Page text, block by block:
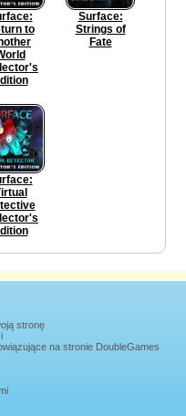
to
Surface:
Strings of
Fate
stronę
na stronie DoubleGames